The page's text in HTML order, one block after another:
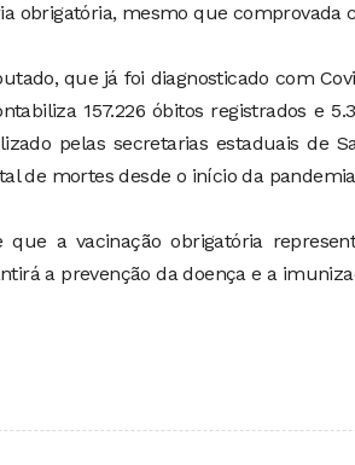
obrigatória, mesmo que comprovada
que já foi diagnosticado com
157.226 óbitos registrados e
pelas secretarias estaduais de
de mortes desde o início da pandemia
que a vacinação obrigatória
a prevenção da doença e a